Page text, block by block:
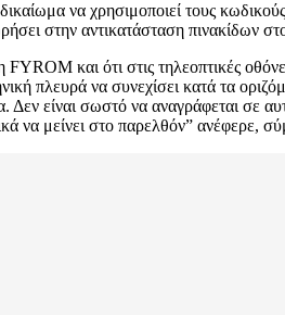
να χρησιμοποιεί τους
στην αντικατάσταση πινακίδων
και ότι στις τηλεοπτικές
πλευρά να συνεχίσει κατά τα
είναι σωστό να αναγράφεται σε
να μείνει στο παρελθόν”